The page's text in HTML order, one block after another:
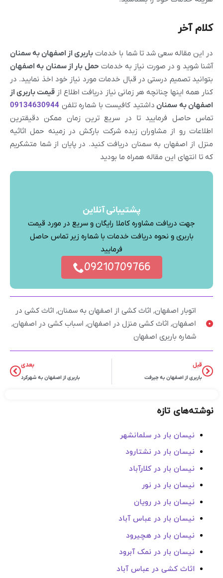
کلام آخر
در این مقاله سعی شد تا شما با خدمات باربری از اصفهان بهسمنان
آشنا شوید و در صورت نیاز به خدمات حمل بار ازسمنان به اصفهان
بتوانید تصمیم درستی در قبال خدمات مورد نیاز خود اخذ نمایید. در
کنار همه اینها چنانچه هر زمانی نیاز دریافت اطلاع از قیمت باربری از
اصفهان به سمنان داشتید کافیست با شماره تلفن 09134630944
تماس حاصل فرمایید تا در سریع ترین زمان ممکن دقیقترین
اطلاعات رو از مشاوران زبده شرکت بارکش در زمینه حمل اثاثیه
منزل از اصفهان به سمنان دریافت کنید. در پایان از شما متشکریم
که تا انتهای این مقاله همراه ما بودید
پشتیبانی آنلاین
جهت دریافت مشاوره کاملا رایگان و سریع در مورد قیمت
باربری و نحوه دریافت خدمات با شماره زیر تماس حاصل
فرمایید
09210709766
اتوبار اصفهان, اثاث کشی از اصفهان به سمنان, اثاث کشی در
اصفهان, اثاث کشی منزل در اصفهان, اسباب کشی در اصفهان,
شماره باربری اصفهان
قبل
باربری از اصفهان به جیرفت
بعدی
باربری از اصفهان به شهرکرد
نوشته‌های تازه
نیسان بار در سلمانشهر
نیسان بار در نشتارود
نیسان بار در کلارآباد
نیسان بار در نور
نیسان بار در رویان
نیسان بار در عباس آباد
نیسان بار در هچیرود
نیسان بار در نمک آبرود
اثاث کشی در عباس آباد